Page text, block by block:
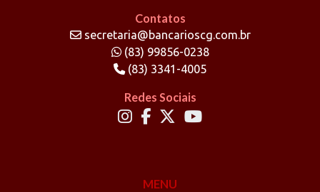
Contatos
secretaria@bancarioscg.com.br
(83) 99856-0238
(83) 3341-4005
Redes Sociais
MENU